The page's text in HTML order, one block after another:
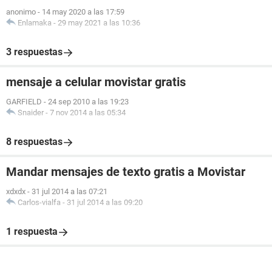
anonimo - 14 may 2020 a las 17:59
Enlamaka - 29 may 2021 a las 10:36
3 respuestas
mensaje a celular movistar gratis
GARFIELD - 24 sep 2010 a las 19:23
Snaider - 7 nov 2014 a las 05:34
8 respuestas
Mandar mensajes de texto gratis a Movistar
xdxdx - 31 jul 2014 a las 07:21
Carlos-vialfa - 31 jul 2014 a las 09:20
1 respuesta